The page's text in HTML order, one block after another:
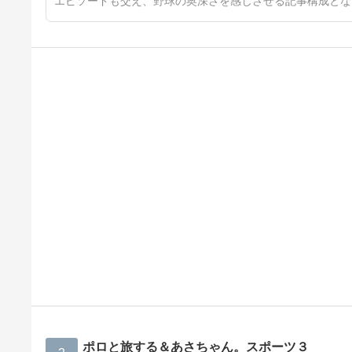
ポロと旅する＆あさちゃん。スポーツ３